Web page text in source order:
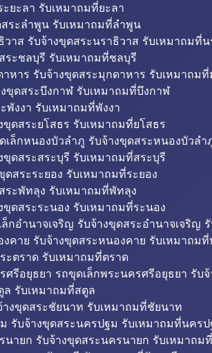
ยะลา รับเหมาถมที่ยะลา
ระลำพูน รับเหมาถมที่ลำพูน
าส รับจ้างขุดสระนราธิวาส รับเหมาถมที่
ระชลบุรี รับเหมาถมที่ชลบุรี
หาร รับจ้างขุดสระมุกดาหาร รับเหมาถม
ขุดสระบึงกาฬ รับเหมาถมที่บึงกาฬ
พังงา รับเหมาถมที่พังงา
ดสระยโสธร รับเหมาถมที่ยโสธร
ล็กหนองบัวลำภู รับจ้างขุดสระหนองบัวล
ดสระสระบุรี รับเหมาถมที่สระบุรี
ดสระระยอง รับเหมาถมที่ระยอง
ระพัทลุง รับเหมาถมที่พัทลุง
ดสระระนอง รับเหมาถมที่ระนอง
อำนาจเจริญ รับจ้างขุดสระอำนาจเจริญ
คาย รับจ้างขุดสระหนองคาย รับเหมาถม
ะตราด รับเหมาถมที่ตราด
รีอยุธยา รถขุดเล็กพระนครศรีอยุธยา รั
ล รับเหมาถมที่สตูล
งขุดสระชัยนาท รับเหมาถมที่ชัยนาท
รับจ้างขุดสระนครปฐม รับเหมาถมที่นครป
ายก รับจ้างขุดสระนครนายก รับเหมาถม